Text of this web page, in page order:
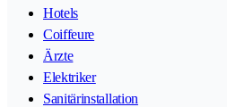
Hotels
Coiffeure
Ärzte
Elektriker
Sanitärinstallation